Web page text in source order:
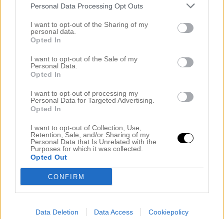
Personal Data Processing Opt Outs
I want to opt-out of the Sharing of my
personal data.
Opted In
I want to opt-out of the Sale of my
Personal Data.
Opted In
I want to opt-out of processing my
Personal Data for Targeted Advertising.
Opted In
I want to opt-out of Collection, Use,
Retention, Sale, and/or Sharing of my
Personal Data that Is Unrelated with the
Purposes for which it was collected.
Opted Out
CONFIRM
Data Deletion Data Access Cookiepolicy
Namn
E-postadress* Adressen publiceras inte
Webbplats
Meddela mig om nya kommentarer via e-post.
Meddela mig om nya inlägg via e-post.